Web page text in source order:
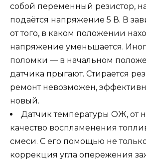
собой переменный резистор,
подаётся напряжение 5 В. В
от того, в каком положении
напряжение уменьшается.
поломки — в начальном
датчика прыгают. Стирается
ремонт невозможен,
новый.
Датчик температуры ОЖ, от
качество воспламенения
смеси. С его помощью не
коррекция угла опережения